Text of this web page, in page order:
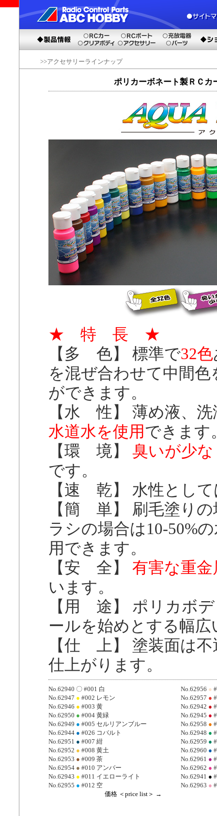
>>アクセサリーラインナップ
ポリカーボネート製ＲＣカ
★ 特 長 ★
【多 色】 標準で32色
を混ぜ合わせて中間色
ができます。
【水 性】 薄め液、
水道水を使用 できます
【環 境】 臭いが少
です。
【速 乾】 水性とし
【簡 単】 刷毛塗り
ラシの場合は10-50%
用できます。
【安 全】 有害な重
います。
【用 途】 ポリカボ
ールを始めとする幅
【仕 上】 塗装面は
仕上がります。
No.62940 〇 #001 白 No.62956 ●
No.62947 ● #002 レモン No.62957 ●
No.62946 ● #003 黄 No.62942 ●
No.62950 ● #004 黄緑 No.62945 ●
No.62949 ● #005 セルリアンブルー No.62958 ●
No.62944 ● #026 コバルト No.62948 ●
No.62951 ● #007 紺 No.62959 ●
No.62952 ● #008 黄土 No.62960 ●
No.62953 ● #009 茶 No.62961 ●
No.62954 ● #010 アンバー No.62962 ●
No.62943 ● #011 イエローライト No.62941 ●
No.62955 ● #012 空 No.62963 ●
価格 ＜price list＞ →